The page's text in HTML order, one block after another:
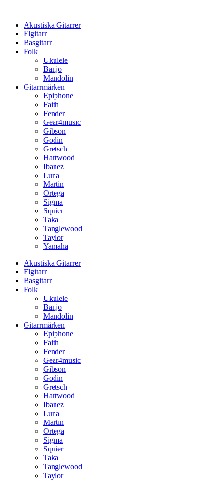
innehållAkustiska Gitarrer
Elgitarr
Basgitarr
Folk
Ukulele
Banjo
Mandolin
Gitarrmärken
Epiphone
Faith
Fender
Gear4music
Gibson
Godin
Gretsch
Hartwood
Ibanez
Luna
Martin
Ortega
Sigma
Squier
Taka
Tanglewood
Taylor
Yamaha
Akustiska Gitarrer
Elgitarr
Basgitarr
Folk
Ukulele
Banjo
Mandolin
Gitarrmärken
Epiphone
Faith
Fender
Gear4music
Gibson
Godin
Gretsch
Hartwood
Ibanez
Luna
Martin
Ortega
Sigma
Squier
Taka
Tanglewood
Taylor